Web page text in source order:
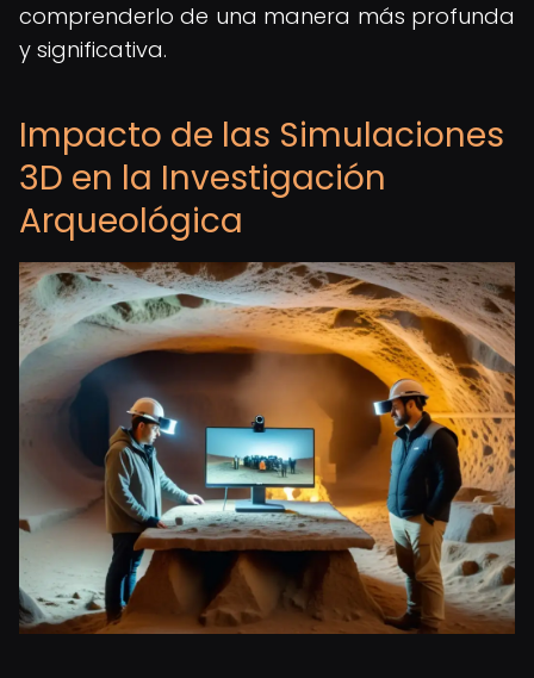
comprenderlo de una manera más profunda
y significativa.
Impacto de las Simulaciones
3D en la Investigación
Arqueológica